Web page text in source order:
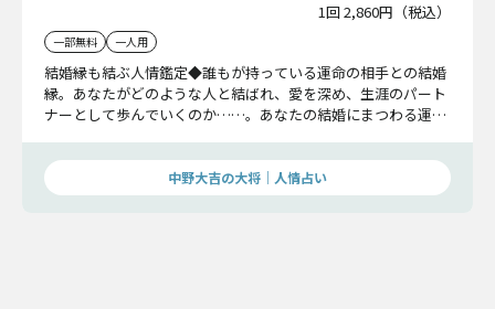
1回 2,860円（税込）
一部無料 一人用
結婚縁も結ぶ人情鑑定◆誰もが持っている運命の相手との結婚
縁。あなたがどのような人と結ばれ、愛を深め、生涯のパート
ナーとして歩んでいくのか……。あなたの結婚にまつわる運命
中野大吉の大将｜人情占い